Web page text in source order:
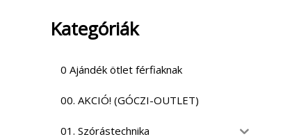
Kategóriák
0 Ajándék ötlet férfiaknak
00. AKCIÓ! (GÓCZI-OUTLET)
01. Szórástechnika